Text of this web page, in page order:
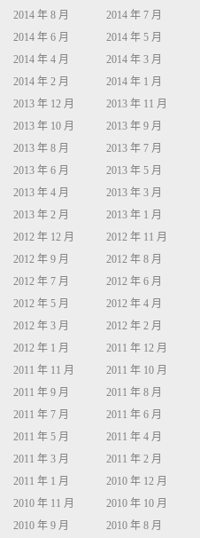
2014 年 8 月
2014 年 7 月
2014 年 6 月
2014 年 5 月
2014 年 4 月
2014 年 3 月
2014 年 2 月
2014 年 1 月
2013 年 12 月
2013 年 11 月
2013 年 10 月
2013 年 9 月
2013 年 8 月
2013 年 7 月
2013 年 6 月
2013 年 5 月
2013 年 4 月
2013 年 3 月
2013 年 2 月
2013 年 1 月
2012 年 12 月
2012 年 11 月
2012 年 9 月
2012 年 8 月
2012 年 7 月
2012 年 6 月
2012 年 5 月
2012 年 4 月
2012 年 3 月
2012 年 2 月
2012 年 1 月
2011 年 12 月
2011 年 11 月
2011 年 10 月
2011 年 9 月
2011 年 8 月
2011 年 7 月
2011 年 6 月
2011 年 5 月
2011 年 4 月
2011 年 3 月
2011 年 2 月
2011 年 1 月
2010 年 12 月
2010 年 11 月
2010 年 10 月
2010 年 9 月
2010 年 8 月